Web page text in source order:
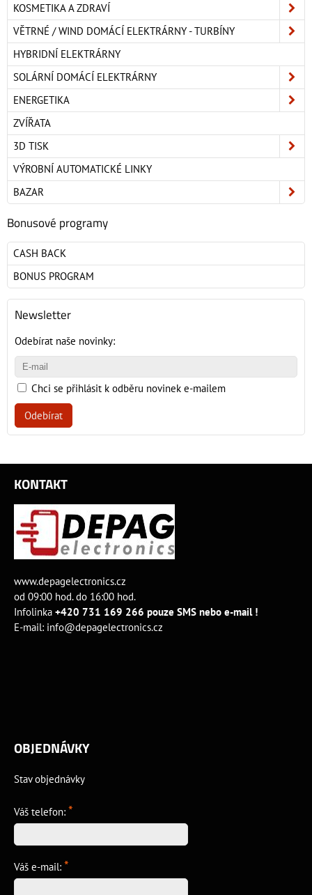
KOSMETIKA A ZDRAVÍ
VĚTRNÉ / WIND DOMÁCÍ ELEKTRÁRNY - TURBÍNY
HYBRIDNÍ ELEKTRÁRNY
SOLÁRNÍ DOMÁCÍ ELEKTRÁRNY
ENERGETIKA
ZVÍŘATA
3D TISK
VÝROBNÍ AUTOMATICKÉ LINKY
BAZAR
Bonusové programy
CASH BACK
BONUS PROGRAM
Newsletter
Odebírat naše novinky:
Chci se přihlásit k odběru novinek e-mailem
Odebírat
KONTAKT
www.depagelectronics.cz
od 09:00 hod. do 16:00 hod.
Infolinka +420 731 169 266 pouze SMS nebo e-mail !
E-mail: info@depagelectronics.cz
OBJEDNÁVKY
Stav objednávky
Váš telefon: *
Váš e-mail: *